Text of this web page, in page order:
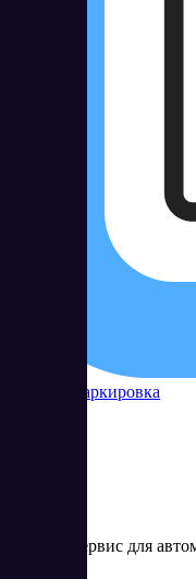
Контур Маркировка
Онлайн-сервис для